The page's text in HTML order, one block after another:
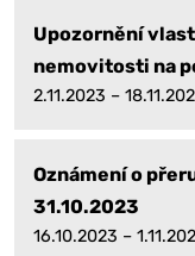
Upozornění
nemovitosti na
2.11.2023 –
Oznámení o
31.10.2023
16.10.2023 –